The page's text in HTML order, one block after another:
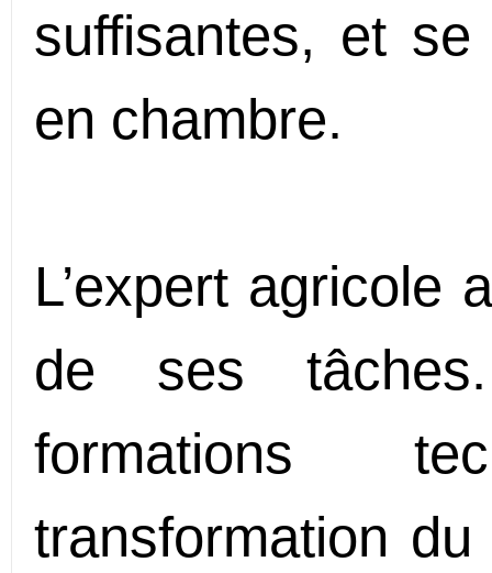
suffisantes, et
en chambre.
L’expert agricole
de ses
formations
transformation